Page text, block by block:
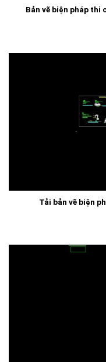
Bản vẽ biện pháp thi
Tải bản vẽ biện